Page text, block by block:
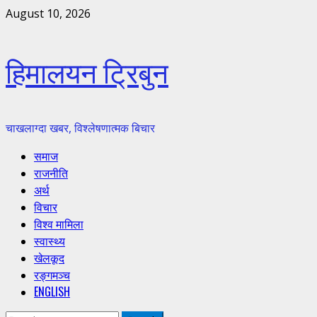
Skip
August 10, 2026
हिमालयन ट्रिबुन
चाखलाग्दा खबर, विश्लेषणात्मक बिचार
Primary
Menu
समाज
राजनीति
अर्थ
विचार
विश्व मामिला
स्वास्थ्य
खेलकूद
रङ्गमञ्च
ENGLISH